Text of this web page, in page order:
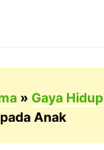
» Gaya Hidup
Anak